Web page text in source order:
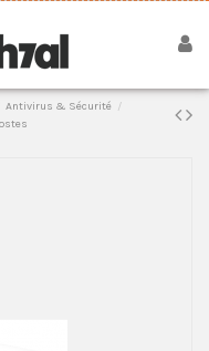
Antivirus & Sécurité